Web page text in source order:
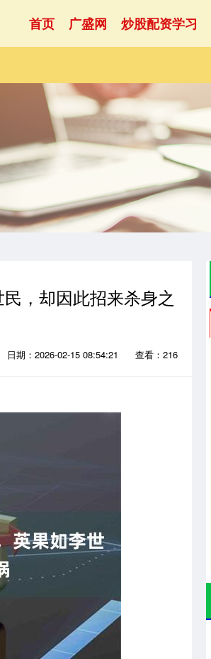
首页 广盛网 炒股配资学习
，却因此招来杀身之
日期：2026-02-15 08:54:21 查看：216
4694.44